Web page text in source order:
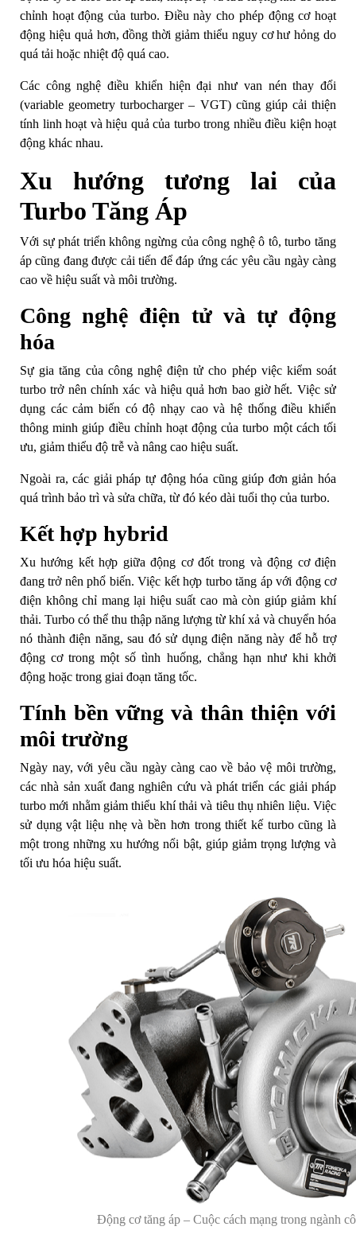
chỉnh hoạt động của turbo. Điều này cho phép động cơ hoạt
động hiệu quả hơn, đồng thời giảm thiểu nguy cơ hư hỏng do
quá tải hoặc nhiệt độ quá cao.
Các công nghệ điều khiển hiện đại như van nén thay đổi
(variable geometry turbocharger – VGT) cũng giúp cải thiện
tính linh hoạt và hiệu quả của turbo trong nhiều điều kiện hoạt
động khác nhau.
Xu hướng tương lai của
Turbo Tăng Áp
Với sự phát triển không ngừng của công nghệ ô tô, turbo tăng
áp cũng đang được cải tiến để đáp ứng các yêu cầu ngày càng
cao về hiệu suất và môi trường.
Công nghệ điện tử và tự động
hóa
Sự gia tăng của công nghệ điện tử cho phép việc kiểm soát
turbo trở nên chính xác và hiệu quả hơn bao giờ hết. Việc sử
dụng các cảm biến có độ nhạy cao và hệ thống điều khiển
thông minh giúp điều chỉnh hoạt động của turbo một cách tối
ưu, giảm thiểu độ trễ và nâng cao hiệu suất.
Ngoài ra, các giải pháp tự động hóa cũng giúp đơn giản hóa
quá trình bảo trì và sửa chữa, từ đó kéo dài tuổi thọ của turbo.
Kết hợp hybrid
Xu hướng kết hợp giữa động cơ đốt trong và động cơ điện
đang trở nên phổ biến. Việc kết hợp turbo tăng áp với động cơ
điện không chỉ mang lại hiệu suất cao mà còn giúp giảm khí
thải. Turbo có thể thu thập năng lượng từ khí xả và chuyển hóa
nó thành điện năng, sau đó sử dụng điện năng này để hỗ trợ
động cơ trong một số tình huống, chẳng hạn như khi khởi
động hoặc trong giai đoạn tăng tốc.
Tính bền vững và thân thiện với
môi trường
Ngày nay, với yêu cầu ngày càng cao về bảo vệ môi trường,
các nhà sản xuất đang nghiên cứu và phát triển các giải pháp
turbo mới nhằm giảm thiểu khí thải và tiêu thụ nhiên liệu. Việc
sử dụng vật liệu nhẹ và bền hơn trong thiết kế turbo cũng là
một trong những xu hướng nổi bật, giúp giảm trọng lượng và
tối ưu hóa hiệu suất.
Động cơ tăng áp – Cuộc cách mạng trong ngành